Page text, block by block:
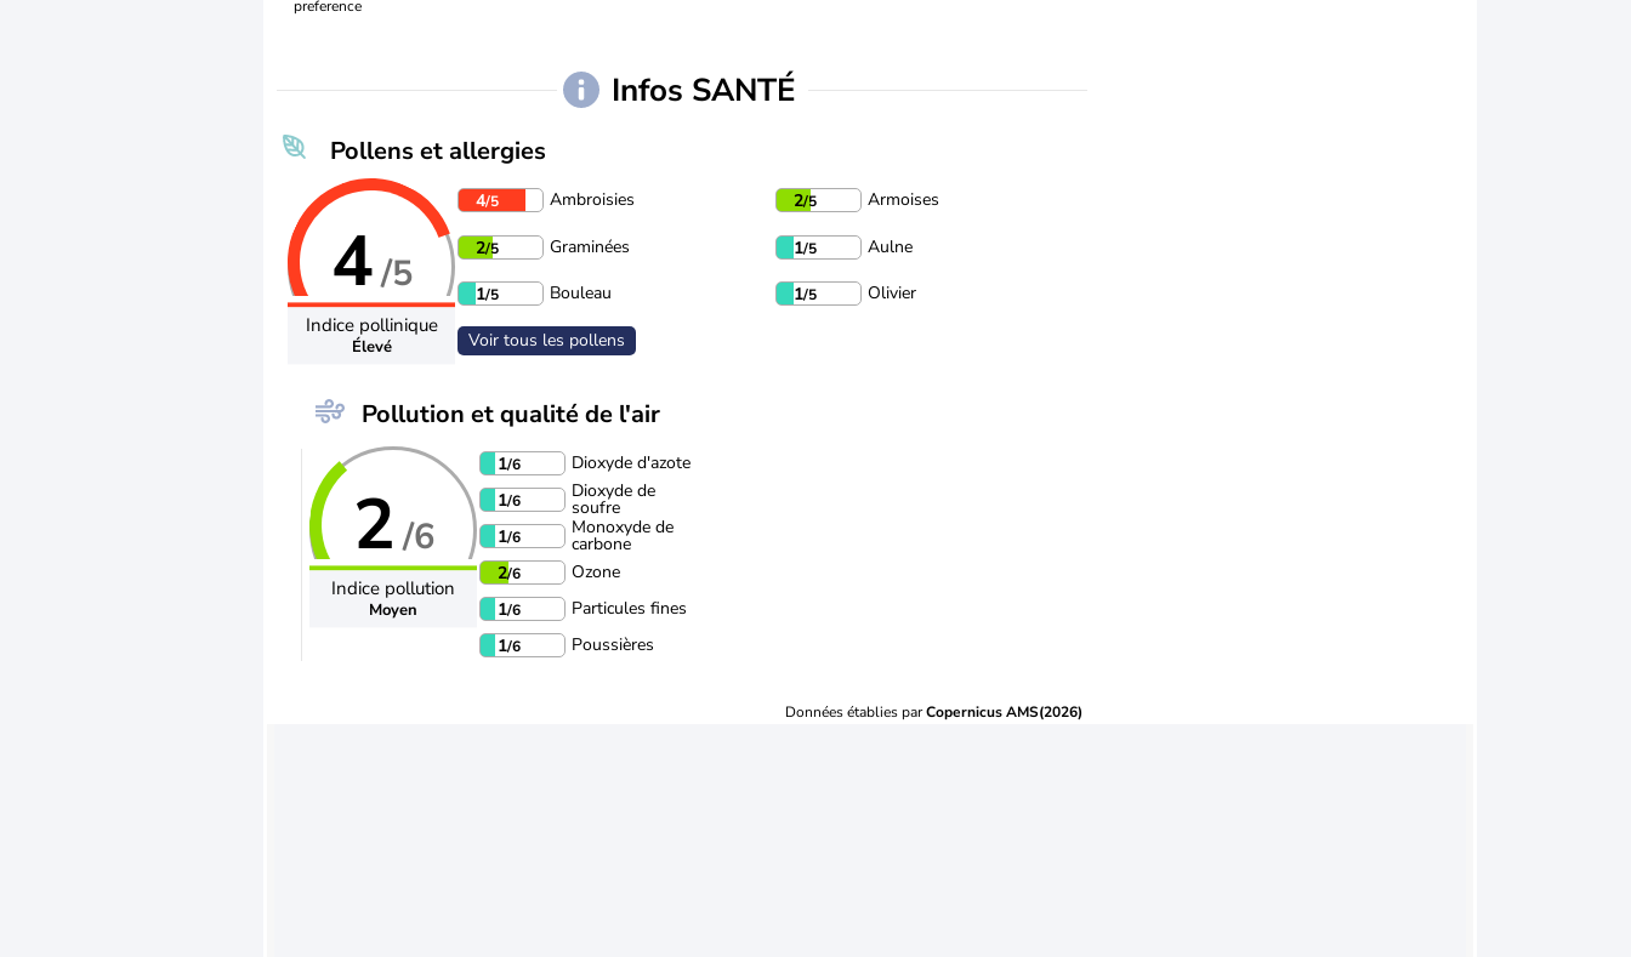
Infos SANTÉ
Pollens et allergies
4/5
Indice pollinique
Élevé
4/5 Ambroisies 2/5 Armoises
2/5 Graminées 1/5 Aulne
1/5 Bouleau 1/5 Olivier
Voir tous les pollens
Pollution et qualité de l'air
2 /6
Indice pollution
Moyen
1/6
Dioxyde d'azote
1/6 Dioxyde de
soufre
1/6 Monoxyde de
carbone
2/6
Ozone
1/6
Particules fines
1/6 Poussières
Données établies parCopernicus AMS(2026)